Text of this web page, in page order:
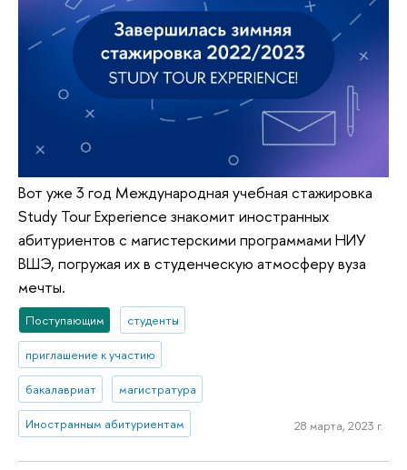
Вот уже 3 год Международная учебная стажировка
Study Tour Experience знакомит иностранных
абитуриентов с магистерскими программами НИУ
ВШЭ, погружая их в студенческую атмосферу вуза
мечты.
Поступающим студенты
приглашение к участию
бакалавриат магистратура
Иностранным абитуриентам 28 марта, 2023 г.